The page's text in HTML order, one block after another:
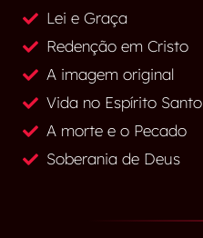
Lei e Graça
Redenção em Cristo
A imagem original
Vida no Espírito Santo
A morte e o Pecado
Soberania de Deus